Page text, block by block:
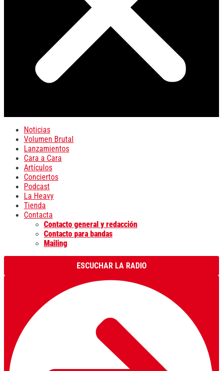
Noticias
Volumen Brutal
Lanzamientos
Cara a Cara
Artículos
Conciertos
Podcast
La Heavy
Tienda
Contacta
Contacto general y redacción
Contacto para bandas
Mailing
ESCUCHAR LA RADIO